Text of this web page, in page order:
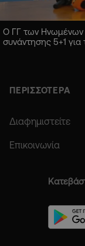
Ο ΓΓ των Ηνωμένων
συνάντησης 5+1 για
ΠΕΡΙΣΣΟΤΕΡΑ
Διαφημιστείτε
Επικοινωνία